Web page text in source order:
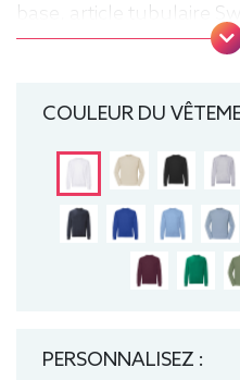
base, article tubulaire
COULEUR DU
PERSONNALISEZ :